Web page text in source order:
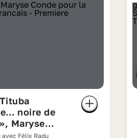
noire de
Maryse
Félix Radu